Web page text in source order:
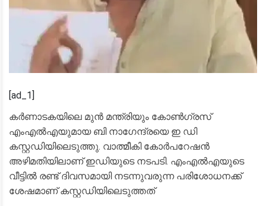
[ad_1]
കർണാടകയിലെ മുൻ മന്ത്രിയും കോൺഗ്രസ്
എംഎൽഎയുമായ ബി നാഗേന്ദ്രയെ ഇ ഡി
കസ്റ്റഡിയിലെടുത്തു. വാത്മീകി കോർപറേഷൻ
അഴിമതിയിലാണ് ഇഡിയുടെ നടപടി. എംഎൽഎയുടെ
വീട്ടിൽ രണ്ട് ദിവസമായി നടന്നുവരുന്ന പരിശോധനക്ക്
ശേഷമാണ് കസ്റ്റഡിയിലെടുത്തത്